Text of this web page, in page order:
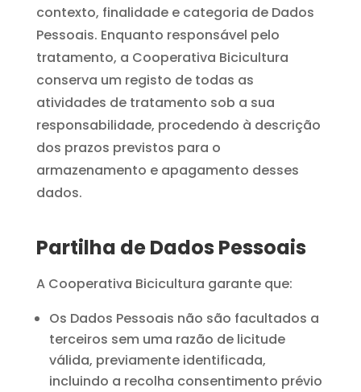
contexto, finalidade e categoria de Dados
Pessoais. Enquanto responsável pelo
tratamento, a Cooperativa Bicicultura
conserva um registo de todas as
atividades de tratamento sob a sua
responsabilidade, procedendo à descrição
dos prazos previstos para o
armazenamento e apagamento desses
dados.
Partilha de Dados Pessoais
A Cooperativa Bicicultura garante que:
Os Dados Pessoais não são facultados a
terceiros sem uma razão de licitude
válida, previamente identificada,
incluindo a recolha consentimento prévio